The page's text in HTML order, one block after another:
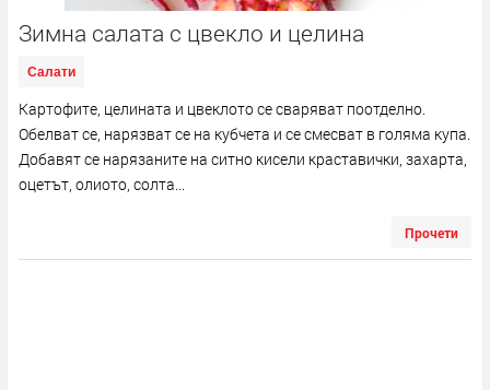
Зимна салата с цвекло и целина
Салати
Картофите, целината и цвеклото се сваряват поотделно.
Обелват се, нарязват се на кубчета и се смесват в голяма купа.
Добавят се нарязаните на ситно кисели краставички, захарта,
оцетът, олиото, солта...
Прочети